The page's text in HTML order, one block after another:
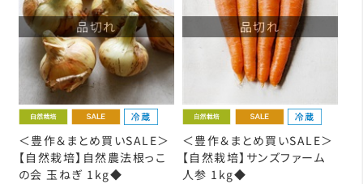
品切れ
＜豊作＆まとめ買いSALE＞
【自然栽培】自然農法根っこ
の会 玉ねぎ 1kg◆
品切れ
＜豊作＆まとめ買いSALE＞
【自然栽培】サンズファーム
人参 1kg◆